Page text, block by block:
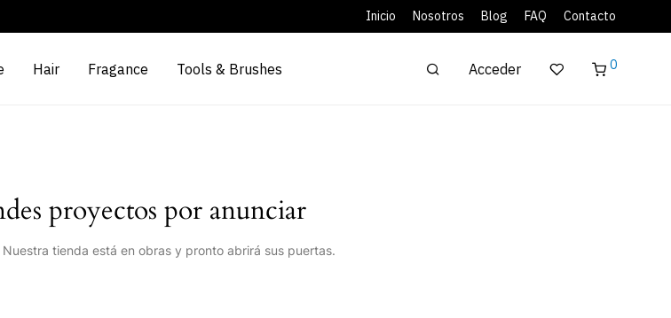
Inicio Nosotros Blog FAQ Contacto
Hair Fragance Tools & Brushes Acceder 0
proyectos por anunciar
tienda está en obras y pronto abrirá sus puertas.